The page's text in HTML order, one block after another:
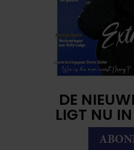
DE
LIGT NU